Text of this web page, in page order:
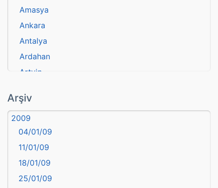
Amasya
Ankara
Antalya
Ardahan
Artvin
Aydın
Balıkesir
Bartın
başkentler
Batman
Bayburt
Arşiv
2009
04/01/09
11/01/09
18/01/09
25/01/09